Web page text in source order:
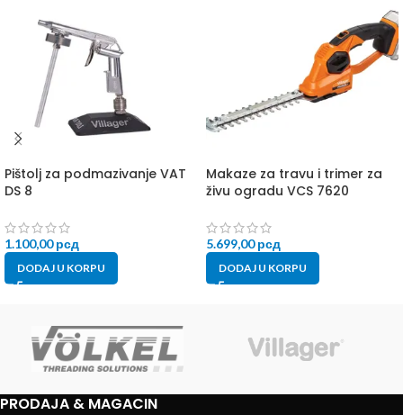
Pištolj za podmazivanje VAT
DS 8
1.100,00рсд
DODAJ U KORPU
Makaze za travu i trimer za
živu ogradu VCS 7620
5.699,00рсд
DODAJ U KORPU
PRODAJA & MAGACIN